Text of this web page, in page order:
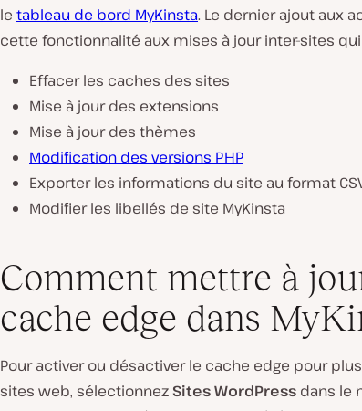
le tableau de bord MyKinsta. Le dernier ajout aux
cette fonctionnalité aux mises à jour inter-sites
Effacer les caches des sites
Mise à jour des extensions
Mise à jour des thèmes
Modification des versions PHP
Exporter les informations du site au format
Modifier les libellés de site MyKinsta
Comment mettre à
cache edge dans
Pour activer ou désactiver le cache edge pour
sites web, sélectionnez Sites WordPress dans le